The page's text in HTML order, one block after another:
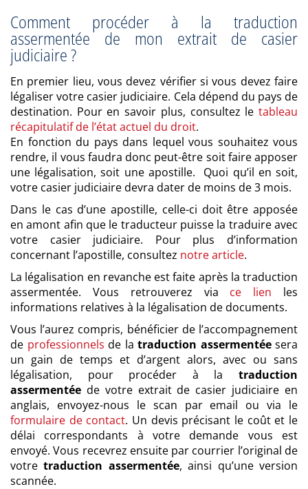
Comment procéder à la traduction
assermentée de mon extrait de casier
judiciaire ?
En premier lieu, vous devez vérifier si vous devez faire
légaliser votre casier judiciaire. Cela dépend du pays de
destination. Pour en savoir plus, consultez le tableau
récapitulatif de l’état actuel du droit.
En fonction du pays dans lequel vous souhaitez vous
rendre, il vous faudra donc peut-être soit faire apposer
une légalisation, soit une apostille. Quoi qu’il en soit,
votre casier judiciaire devra dater de moins de 3 mois.
Dans le cas d’une apostille, celle-ci doit être apposée
en amont afin que le traducteur puisse la traduire avec
votre casier judiciaire. Pour plus d’information
concernant l’apostille, consultez notre article.
La légalisation en revanche est faite après la traduction
assermentée. Vous retrouverez via ce lien les
informations relatives à la légalisation de documents.
Vous l’aurez compris, bénéficier de l’accompagnement
de professionnels de la traduction assermentéesera
un gain de temps et d’argent alors, avec ou sans
légalisation, pour procéder à la traduction
assermentée de votre extrait de casier judiciaire en
anglais, envoyez-nous le scan par email ou via le
formulaire de contact. Un devis précisant le coût et le
délai correspondants à votre demande vous est
envoyé. Vous recevrez ensuite par courrier l’original de
votretraduction assermentée, ainsi qu’une version
scannée.